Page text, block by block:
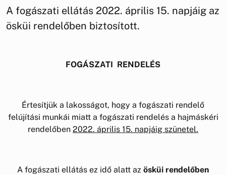
A fogászati ellátás 2022. április 15. napjáig az
ösküi rendelőben biztosított.
FOGÁSZATI RENDELÉS
Értesítjük a lakosságot, hogy a fogászati rendelő
felújítási munkái miatt a fogászati rendelés a hajmáskéri
rendelőben 2022. április 15. napjáig szünetel.
A fogászati ellátás ez idő alatt az ösküi rendelőben